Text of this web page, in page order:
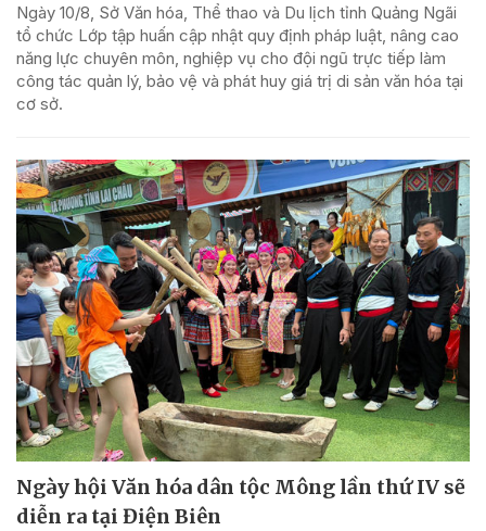
Ngày 10/8, Sở Văn hóa, Thể thao và Du lịch tỉnh Quảng Ngãi
tổ chức Lớp tập huấn cập nhật quy định pháp luật, nâng cao
năng lực chuyên môn, nghiệp vụ cho đội ngũ trực tiếp làm
công tác quản lý, bảo vệ và phát huy giá trị di sản văn hóa tại
cơ sở.
Ngày hội Văn hóa dân tộc Mông lần thứ IV sẽ
diễn ra tại Điện Biên